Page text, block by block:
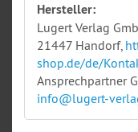
Hersteller:
Lugert Verlag
21447 Handorf,
shop.de/de/
Ansprechpartner
info@lugert-